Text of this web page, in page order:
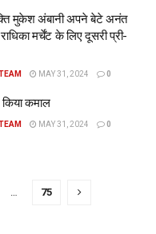
मुकेश अंबानी अपने बेटे अनंत
मर्चेंट के लिए दूसरी प्री-
MAY 31, 2024 0
कमाल
MAY 31, 2024 0
… 75